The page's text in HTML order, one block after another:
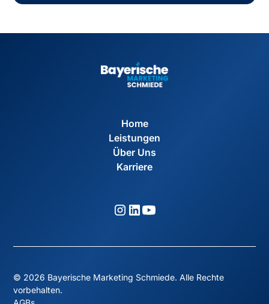
Home
Leistungen
Über Uns
Karriere
© 2026 Bayerische Marketing Schmiede. Alle Rechte
vorbehalten.